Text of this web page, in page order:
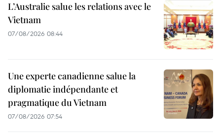
L’Australie salue les relations avec le
Vietnam
07/08/2026 08:44
Une experte canadienne salue la
diplomatie indépendante et
pragmatique du Vietnam
07/08/2026 07:54